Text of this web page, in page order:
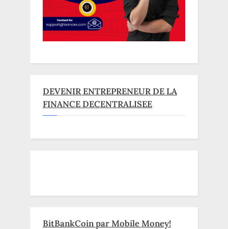
DEVENIR ENTREPRENEUR DE LA
FINANCE DECENTRALISEE
BitBankCoin par Mobile Money!